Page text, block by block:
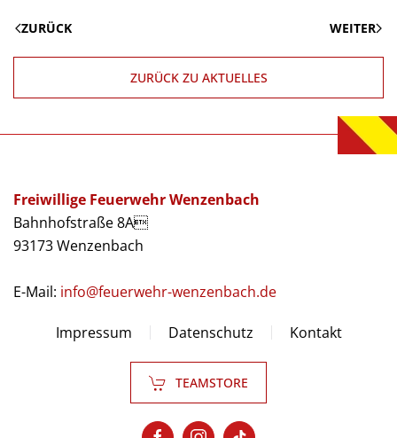
ZURÜCK WEITER
ZURÜCK ZU AKTUELLES
Freiwillige Feuerwehr Wenzenbach
Bahnhofstraße 8A
93173 Wenzenbach
E-Mail: info@feuerwehr-wenzenbach.de
Impressum Datenschutz Kontakt
TEAMSTORE